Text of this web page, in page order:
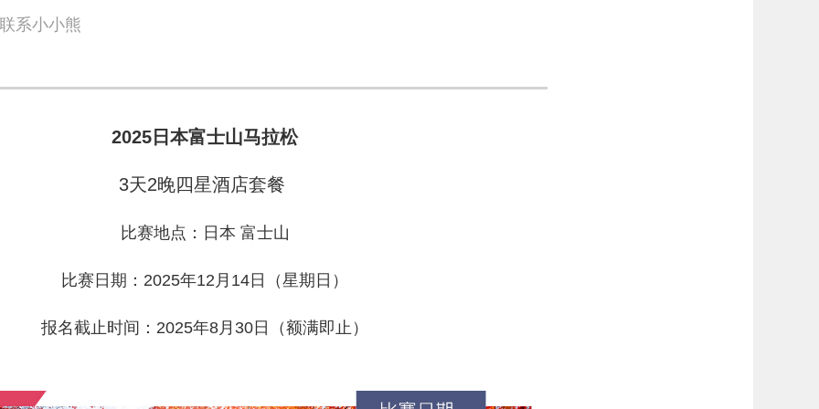
联系小小熊
2025日本富士山马拉松
3天2晚四星酒店套餐
比赛地点：日本 富士山
比赛日期：2025年12月14日（星期日）
报名截止时间：2025年8月30日（额满即止）